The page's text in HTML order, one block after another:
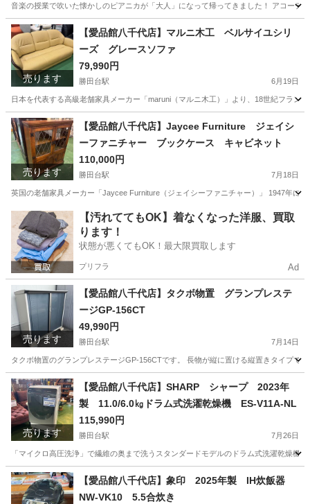
音楽の授業で吹いた懐かしのピアニカが「大人」になって帰ってきました！ アコー
千葉 八千代市 勝田台駅 鍵盤楽器、ピアノ ピアニカ
売ります
【愛品館八千代店】マルニ木工 ベルサイユシリ
ーズ グレースソファ
79,990円
勝田台駅 6月19日
日本を代表する高級老舗家具メーカー「maruni（マルニ木工）」より、18世紀フラン
千葉 八千代市 勝田台駅 ソファ
売ります
【愛品館八千代店】Jaycee Furniture ジェイシ
ーファニチャー ブックケース キャビネット
110,000円
勝田台駅 7月18日
英国の老舗家具メーカー「Jaycee Furniture（ジェイシーファニチャー）」 1947年に
千葉 八千代市 勝田台駅 収納家具 商品
【汚れててもOK】着なくなった洋服、買取
ります！
状態が悪くてもOK！最大限買取します
プリフラ Ad
売ります
【愛品館八千代店】タクボ物置 グランプレステ
ージGP-156CT
49,990円
勝田台駅 7月14日
タクボ物置のグランプレステージGP-156CTです。 長物が縦に置ける縦置きタイプ
千葉 八千代市 勝田台駅 収納家具
売ります
【愛品館八千代店】SHARP シャープ 2023年
製 11.0/6.0㎏ドラム式洗濯乾燥機 ES-V11A-NL
115,990円
勝田台駅 7月26日
「マイクロ高圧洗浄」で繊維の奥まで洗うスタンダードモデルのドラム式洗濯乾燥
千葉 八千代市 勝田台駅 生活家電
【愛品館八千代店】象印 2025年製 IH炊飯器
NW-VK10 5.5合炊き